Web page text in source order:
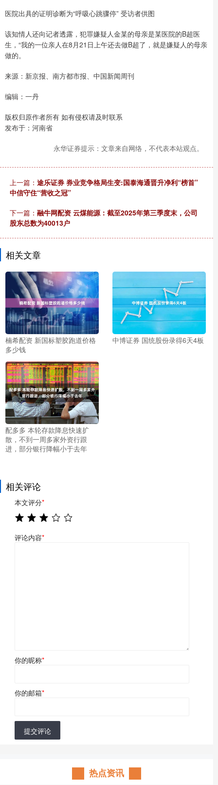
医院出具的证明诊断为“呼吸心跳骤停” 受访者供图
该知情人还向记者透露，犯罪嫌疑人金某的母亲是某医院的B超医
生，“我的一位亲人在8月21日上午还去做B超了，就是嫌疑人的母亲
做的。
来源：新京报、南方都市报、中国新闻周刊
编辑：一丹
版权归原作者所有 如有侵权请及时联系
发布于：河南省
永华证券提示：文章来自网络，不代表本站观点。
上一篇： 途乐证券 券业竞争格局生变:国泰海通晋升净利“榜首”
中信守住“营收之冠”
下一篇： 融牛网配资 云煤能源：截至2025年第三季度末，公司
股东总数为40013户
相关文章
楠希配资 新国标塑胶跑道价格
多少钱
中博证券 国统股份录得6天4板
配多多 本轮存款降息快速扩
散，不到一周多家外资行跟
进，部分银行降幅小于去年
相关评论
本文评分*
评论内容*
你的昵称*
你的邮箱*
提交评论
热点资讯